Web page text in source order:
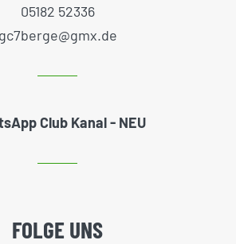
05182 52336
gc7berge@gmx.de
Club Kanal - NEU
FOLGE UNS